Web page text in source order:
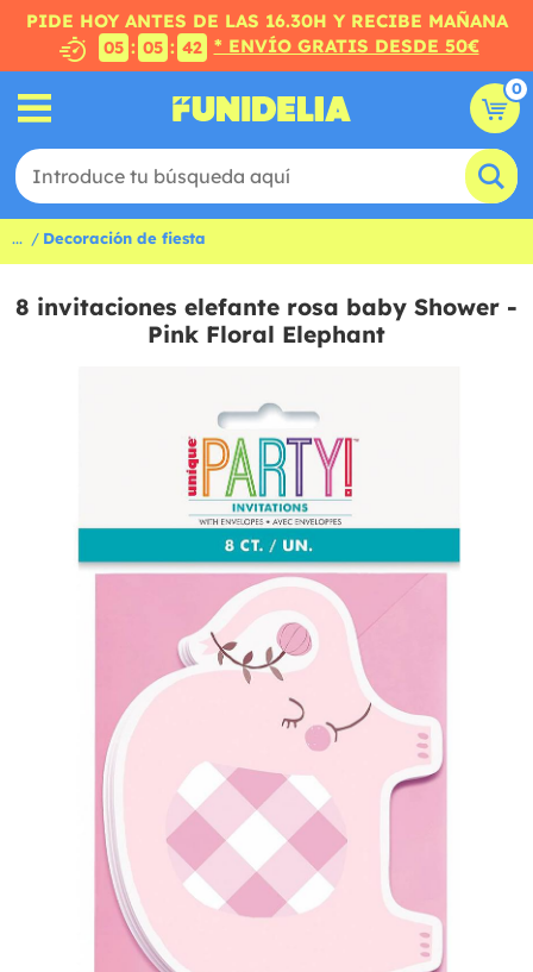
PIDE HOY ANTES DE LAS 16.30H Y RECIBE MAÑANA
05 : 05 : 41 * ENVÍO GRATIS DESDE 50€
0
... Decoración de fiesta
8 invitaciones elefante rosa baby Shower -
Pink Floral Elephant